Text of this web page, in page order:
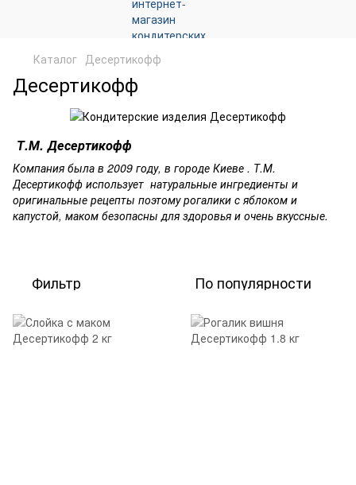
Каталог Десертикофф
Десертикофф
Т.М. Десертикофф
Компания была в 2009 году, в городе Киеве . Т.М.
Десертикофф использует натуральные ингредиенты и
оригинальные рецепты поэтому рогалики с яблоком и
капустой, маком безопасны для здоровья и очень вкуссные.
Фильтр По популярности